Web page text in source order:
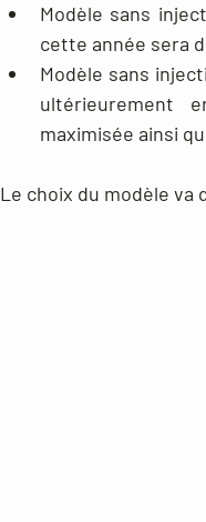
Modèle sans
cette année sera
Modèle sans
ultérieurement
maximisée ainsi
Le choix du modèle